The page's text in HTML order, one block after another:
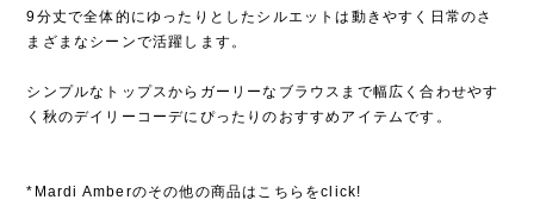
9分丈で全体的にゆったりとしたシルエットは動きやすく日常のさ
まざまなシーンで活躍します。
シンプルなトップスからガーリーなブラウスまで幅広く合わせやす
く秋のデイリーコーデにぴったりのおすすめアイテムです。
*Mardi Amberのその他の商品はこちらをclick!